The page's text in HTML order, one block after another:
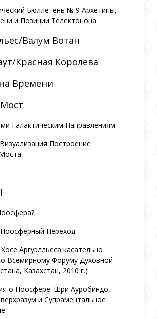
Бюллетень № 9 Архетипы,
и Позиции Телектонона
Валум Вотан
Красная Королева
Времени
Галактическим Направлениям
Построение
Переход
Аргуэлльеса касательно
Всемирному Форуму Духовной
Казахстан, 2010 г.)
о Ноосфере: Шри Ауробиндо,
и Супраментальное